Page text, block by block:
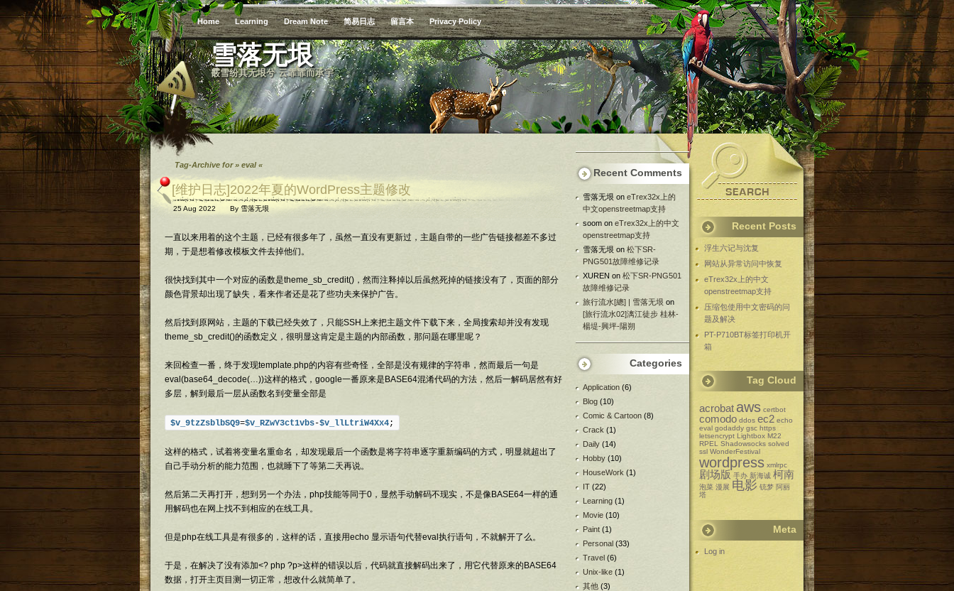
Home Learning Dream Note 简易日志 留言本 Privacy Policy
雪落无垠
霰雪纷其无垠兮 云霏霏而承宇
Tag-Archive for » eval «
[维护日志]2022年夏的WordPress主题修改
25 Aug 2022 By 雪落无垠
一直以来用着的这个主题，已经有很多年了，虽然一直没有更新过，主题自带的一些广告链接都差不多过
期，于是想着修改模板文件去掉他们。
很快找到其中一个对应的函数是theme_sb_credit()，然而注释掉以后虽然死掉的链接没有了，页面的部分
颜色背景却出现了缺失，看来作者还是花了些功夫来保护广告。
然后找到原网站，主题的下载已经失效了，只能SSH上来把主题文件下载下来，全局搜索却并没有发现
theme_sb_credit()的函数定义，很明显这肯定是主题的内部函数，那问题在哪里呢？
来回检查一番，终于发现template.php的内容有些奇怪，全部是没有规律的字符串，然而最后一句是
eval(base64_decode(…))这样的格式，google一番原来是BASE64混淆代码的方法，然后一解码居然有好
多层，解到最后一层从函数名到变量全部是
$v_9tzZsblbSQ9=$v_RZwY3ct1vbs-$v_llLtriW4Xx4;
这样的格式，试着将变量名重命名，却发现最后一个函数是将字符串逐字重新编码的方式，明显就超出了
自己手动分析的能力范围，也就睡下了等第二天再说。
然后第二天再打开，想到另一个办法，php技能等同于0，显然手动解码不现实，不是像BASE64一样的通
用解码也在网上找不到相应的在线工具。
但是php在线工具是有很多的，这样的话，直接用echo 显示语句代替eval执行语句，不就解开了么。
于是，在解决了没有添加<? php ?p>这样的错误以后，代码就直接解码出来了，用它代替原来的BASE64
数据，打开主页目测一切正常，想改什么就简单了。
Recent Comments
雪落无垠 on eTrex32x上的
中文openstreetmap支持
soom on eTrex32x上的中文
openstreetmap支持
雪落无垠 on 松下SR-
PNG501故障维修记录
XUREN on 松下SR-PNG501
故障维修记录
旅行流水[總] | 雪落无垠 on
[旅行流水02]漓江徒步 桂林-
楊堤-興坪-陽朔
Categories
Application (6)
Blog (10)
Comic & Cartoon (8)
Crack (1)
Daily (14)
Hobby (10)
HouseWork (1)
IT (22)
Learning (1)
Movie (10)
Paint (1)
Personal (33)
Travel (6)
Unix-like (1)
其他 (3)
Recent Posts
浮生六记与沈复
网站从异常访问中恢复
eTrex32x上的中文
openstreetmap支持
压缩包使用中文密码的问
题及解决
PT-P710BT标签打印机开
箱
Tag Cloud
acrobat aws certbot
comodo ddos ec2 echo
eval godaddy gsc https
letsencrypt Lightbox M22
RPEL
Shadowsocks solved
ssl WonderFestival
wordpress xmlrpc
剧场版 手办 新海诚 柯南
泡菜 漫展 电影 铳梦 阿丽
塔
Meta
Log in